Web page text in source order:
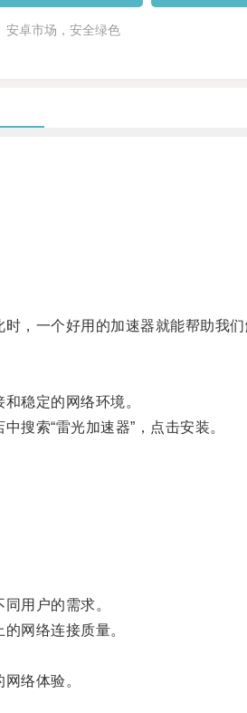
安卓市场，安全绿色
一个好用的加速器就能帮助我们
稳定的网络环境。
索“雷光加速器”，点击安装。
用户的需求。
网络连接质量。
络体验。